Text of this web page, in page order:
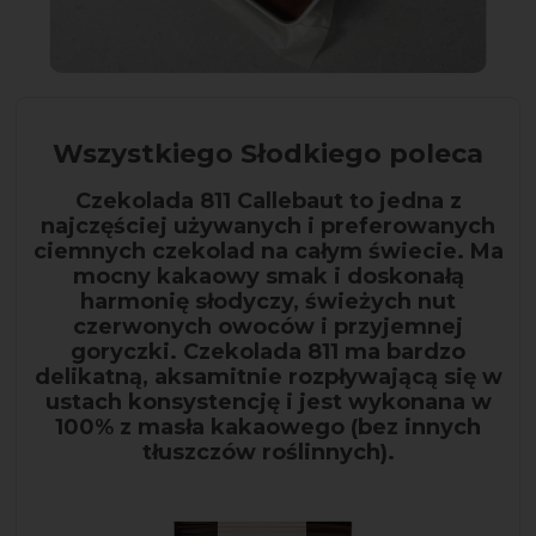
Wszystkiego Słodkiego poleca
Czekolada 811 Callebaut to jedna z
najczęściej używanych i preferowanych
ciemnych czekolad na całym świecie. Ma
mocny kakaowy smak i doskonałą
harmonię słodyczy, świeżych nut
czerwonych owoców i przyjemnej
goryczki. Czekolada 811 ma bardzo
delikatną, aksamitnie rozpływającą się w
ustach konsystencję i jest wykonana w
100% z masła kakaowego (bez innych
tłuszczów roślinnych).